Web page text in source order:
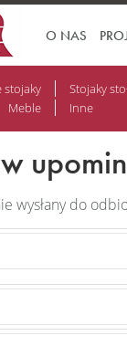
O NAS
stojaky Stojaky
Meble Inne
wysłany do